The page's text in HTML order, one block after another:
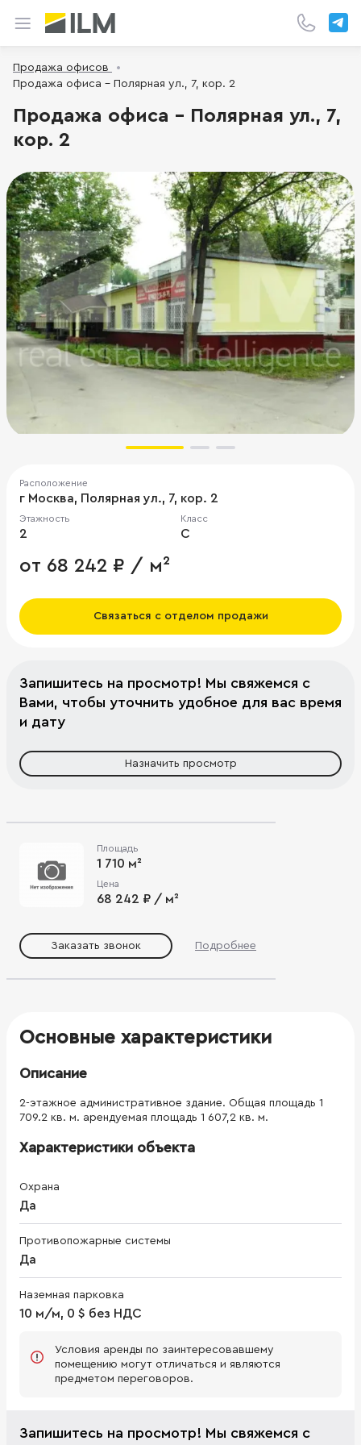
Продажа офисов
Продажа офиса - Полярная ул., 7, кор. 2
Продажа офиса - Полярная ул., 7,
кор. 2
Расположение
г Москва, Полярная ул., 7, кор. 2
Этажность
2
Класс
C
от 68 242 ₽ / м²
Связаться с отделом продажи
Запишитесь на просмотр! Мы свяжемся с
Вами, чтобы уточнить удобное для вас время
и дату
Назначить просмотр
Площадь
1 710 м²
Цена
68 242 ₽ / м²
Заказать звонок Подробнее
Основные характеристики
Описание
2-этажное административное здание. Общая площадь 1
709.2 кв. м. арендуемая площадь 1 607,2 кв. м.
Характеристики объекта
Охрана
Да
Противопожарные системы
Да
Наземная парковка
10 м/м, 0 $ без НДС
Условия аренды по заинтересовавшему
помещению могут отличаться и являются
предметом переговоров.
Запишитесь на просмотр! Мы свяжемся с